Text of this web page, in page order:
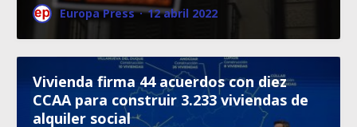
Europa Press · 12 abril 2022
Vivienda firma 44 acuerdos con diez
CCAA para construir 3.233 viviendas de
alquiler social